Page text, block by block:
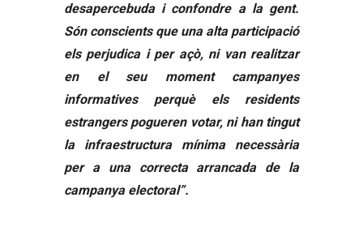
desapercebuda i confondre a la gent.
Són conscients que una alta participació
els perjudica i per açò, ni van realitzar
en el seu moment campanyes
informatives perquè els residents
estrangers pogueren votar, ni han tingut
la infraestructura mínima necessària
per a una correcta arrancada de la
campanya electoral”.